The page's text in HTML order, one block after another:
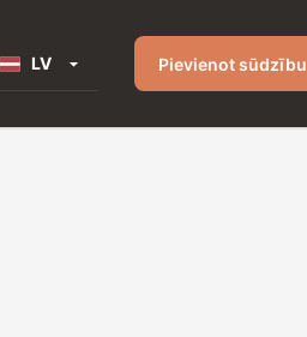
LV Pievienot sūdzību